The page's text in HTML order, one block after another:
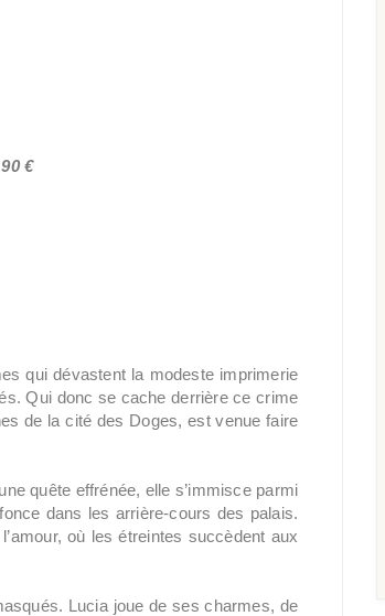
€
qui dévastent la modeste imprimerie
Qui donc se cache derrière ce crime
de la cité des Doges, est venue faire
quête effrénée, elle s’immisce parmi
dans les arrière-cours des palais.
où les étreintes succèdent aux
Lucia joue de ses charmes, de